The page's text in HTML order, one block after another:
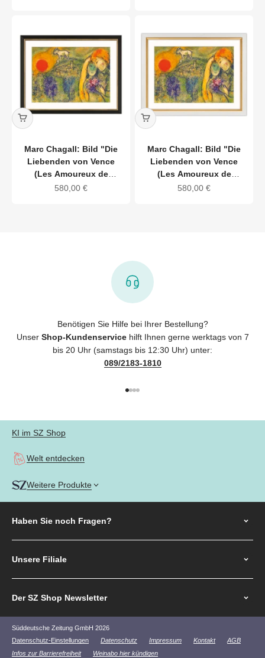
Marc Chagall: Bild "Die
Liebenden von Vence
(Les Amoureux de
Vence)" (1957), Version
Angebot
580,00 €
Marc Chagall: Bild "Die
Liebenden von Vence
(Les Amoureux de
Vence)" (1957), Version
Angebot
580,00 €
Benötigen Sie Hilfe bei Ihrer Bestellung?
Unser Shop-Kundenservicehilft Ihnen gerne werktags von 7
bis 20 Uhr (samstags bis 12:30 Uhr) unter:
089/2183-1810
KI im SZ Shop
Welt entdecken
Weitere Produkte
Haben Sie noch Fragen?
Unsere Filiale
Der SZ Shop Newsletter
Süddeutsche Zeitung GmbH 2026
Datenschutz-Einstellungen
Datenschutz Impressum Kontakt
AGB
Infos zur Barrierefreiheit
Weinabo hier kündigen